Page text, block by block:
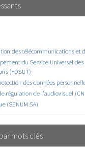
des télécommunications et
du Service Universel des
(FDSUT)
des données
régulation de l’audiovisuel
(SENUM SA)
mots clés